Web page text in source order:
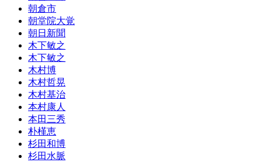
朝倉市
朝堂院大覚
朝日新聞
木下敏之
木下敏之
木村博
木村哲晃
木村基治
本村康人
本田三秀
朴槿恵
杉田和博
杉田水脈